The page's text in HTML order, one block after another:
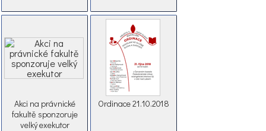
Akci na právnické
fakultě sponzoruje
velký exekutor
Ordinace 21.10.2018